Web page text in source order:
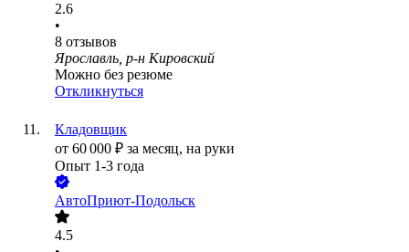
2.6
•
8 отзывов
Ярославль, р-н Кировский
Можно без резюме
Откликнуться
Кладовщик
от 60 000 ₽ за месяц, на руки
Опыт 1-3 года
АвтоПриют-Подольск
4.5